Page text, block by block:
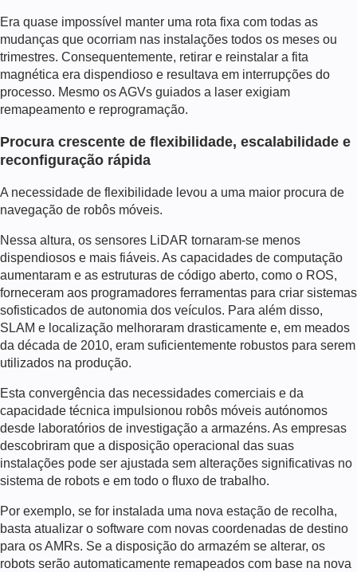
Era quase impossível manter uma rota fixa com todas as
mudanças que ocorriam nas instalações todos os meses ou
trimestres. Consequentemente, retirar e reinstalar a fita
magnética era dispendioso e resultava em interrupções do
processo. Mesmo os AGVs guiados a laser exigiam
remapeamento e reprogramação.
Procura crescente de flexibilidade, escalabilidade e
reconfiguração rápida
A necessidade de flexibilidade levou a uma maior procura de
navegação de robôs móveis.
Nessa altura, os sensores LiDAR tornaram-se menos
dispendiosos e mais fiáveis. As capacidades de computação
aumentaram e as estruturas de código aberto, como o ROS,
forneceram aos programadores ferramentas para criar sistemas
sofisticados de autonomia dos veículos. Para além disso,
SLAM e localização melhoraram drasticamente e, em meados
da década de 2010, eram suficientemente robustos para serem
utilizados na produção.
Esta convergência das necessidades comerciais e da
capacidade técnica impulsionou robôs móveis autónomos
desde laboratórios de investigação a armazéns. As empresas
descobriram que a disposição operacional das suas
instalações pode ser ajustada sem alterações significativas no
sistema de robots e em todo o fluxo de trabalho.
Por exemplo, se for instalada uma nova estação de recolha,
basta atualizar o software com novas coordenadas de destino
para os AMRs. Se a disposição do armazém se alterar, os
robots serão automaticamente remapeados com base na nova